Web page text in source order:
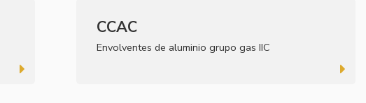
CCAC
Envolventes de aluminio grupo gas IIC